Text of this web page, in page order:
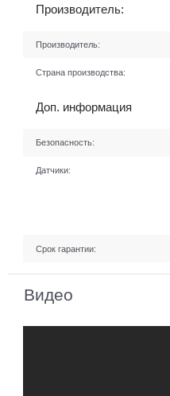
Производитель:
Производитель:
Страна производства:
Доп. информация
Безопасность:
Датчики:
Срок гарантии:
Видео